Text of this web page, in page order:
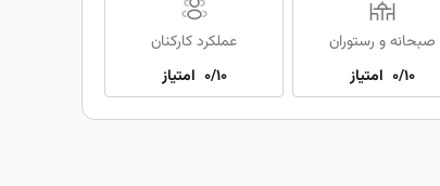
صبحانه و رستوران
0/10 امتیاز
عملکرد کارکنان
0/10 امتیاز